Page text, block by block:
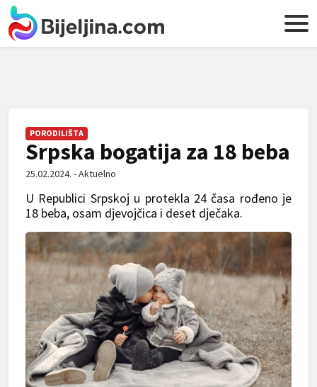
PORODILIŠTA
Srpska bogatija za 18 beba
25.02.2024. - Aktuelno
U Republici Srpskoj u protekla 24 časa rođeno je
18 beba, osam djevojčica i deset dječaka.